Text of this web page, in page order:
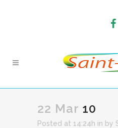
22 Mar 10
Posted at 14:24h in by